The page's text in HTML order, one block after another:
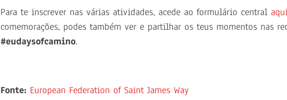
Para te inscrever nas várias atividades, acede ao formulário central
comemorações, podes também ver e partilhar os teus momentos nas
#eudaysofcamino.
Fonte: European Federation of Saint James Way